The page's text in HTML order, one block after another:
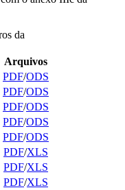
da
Arquivos
PDF/ODS
PDF/ODS
PDF/ODS
PDF/ODS
PDF/ODS
PDF/XLS
PDF/XLS
PDF/XLS